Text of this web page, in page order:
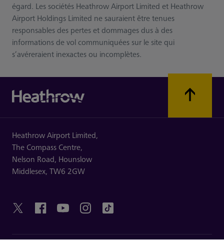
égard. Les sociétés Heathrow Airport Limited et Heathrow
Airport Holdings Limited ne sauraient être tenues
responsables des pertes et dommages dus à des
informations de vol communiquées sur le site qui
s’avéreraient inexactes ou incomplètes.
Heathrow Airport Limited,
The Compass Centre,
Nelson Road, Hounslow
Middlesex, TW6 2GW